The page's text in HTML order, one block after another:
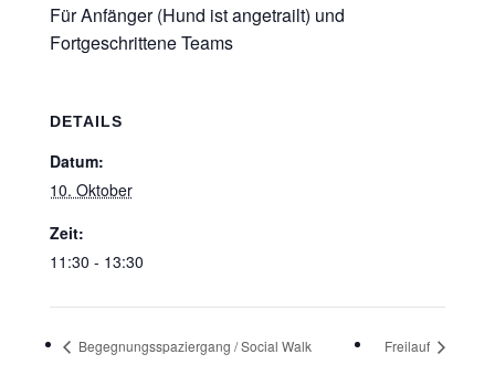
Für Anfänger (Hund ist angetrailt) und
Fortgeschrittene Teams
DETAILS
Datum:
10. Oktober
Zeit:
11:30 - 13:30
Begegnungsspaziergang / Social Walk Freilauf